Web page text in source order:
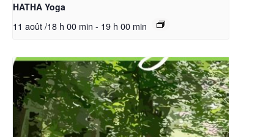
HATHA Yoga
11 août /18 h 00 min - 19 h 00 min